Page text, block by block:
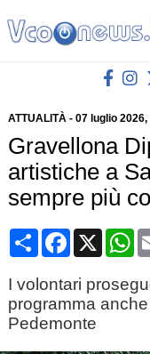
ATTUALITÀ- 07 luglio 2026,
Gravellona
artistiche a
sempre più
CondividiFacebook
X
I volontari
programma
Pedemonte